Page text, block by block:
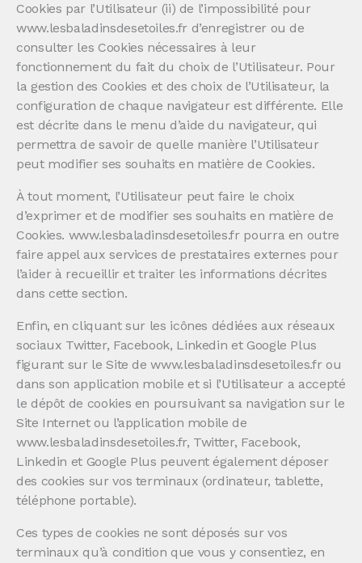
Cookies par l’Utilisateur (ii) de l’impossibilité pour
www.lesbaladinsdesetoiles.fr d’enregistrer ou de
consulter les Cookies nécessaires à leur
fonctionnement du fait du choix de l’Utilisateur. Pour
la gestion des Cookies et des choix de l’Utilisateur, la
configuration de chaque navigateur est différente. Elle
est décrite dans le menu d’aide du navigateur, qui
permettra de savoir de quelle manière l’Utilisateur
peut modifier ses souhaits en matière de Cookies.
À tout moment, l’Utilisateur peut faire le choix
d’exprimer et de modifier ses souhaits en matière de
Cookies. www.lesbaladinsdesetoiles.fr pourra en outre
faire appel aux services de prestataires externes pour
l’aider à recueillir et traiter les informations décrites
dans cette section.
Enfin, en cliquant sur les icônes dédiées aux réseaux
sociaux Twitter, Facebook, Linkedin et Google Plus
figurant sur le Site de www.lesbaladinsdesetoiles.fr ou
dans son application mobile et si l’Utilisateur a accepté
le dépôt de cookies en poursuivant sa navigation sur le
Site Internet ou l’application mobile de
www.lesbaladinsdesetoiles.fr, Twitter, Facebook,
Linkedin et Google Plus peuvent également déposer
des cookies sur vos terminaux (ordinateur, tablette,
téléphone portable).
Ces types de cookies ne sont déposés sur vos
terminaux qu’à condition que vous y consentiez, en